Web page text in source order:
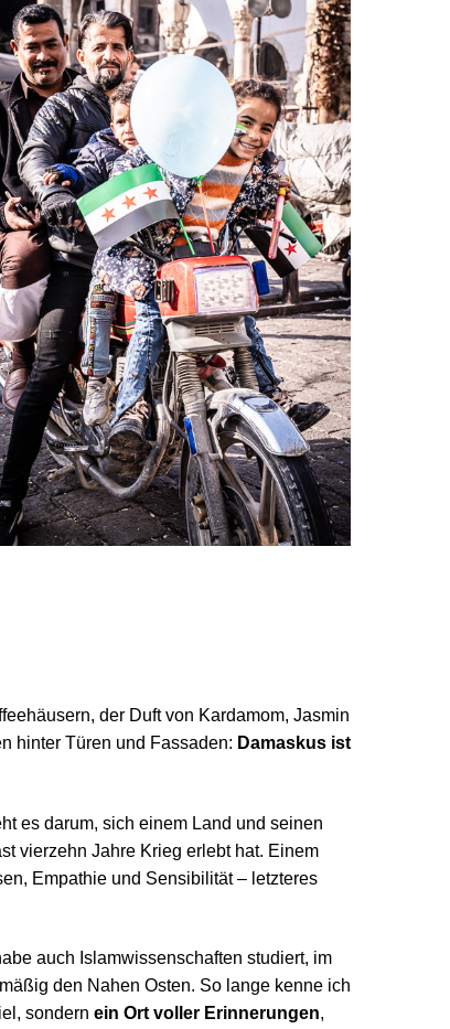
der Duft von Kardamom, Jasmin
hinter Türen und Fassaden: Damaskus ist
es darum, sich einem Land und seinen
vierzehn Jahre Krieg erlebt hat. Einem
Empathie und Sensibilität – letzteres
auch Islamwissenschaften studiert, im
den Nahen Osten. So lange kenne ich
sondern ein Ort voller Erinnerungen,